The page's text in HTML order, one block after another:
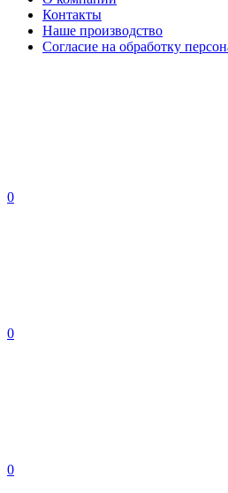
Контакты
Наше производство
Согласие на обработку
0
0
0